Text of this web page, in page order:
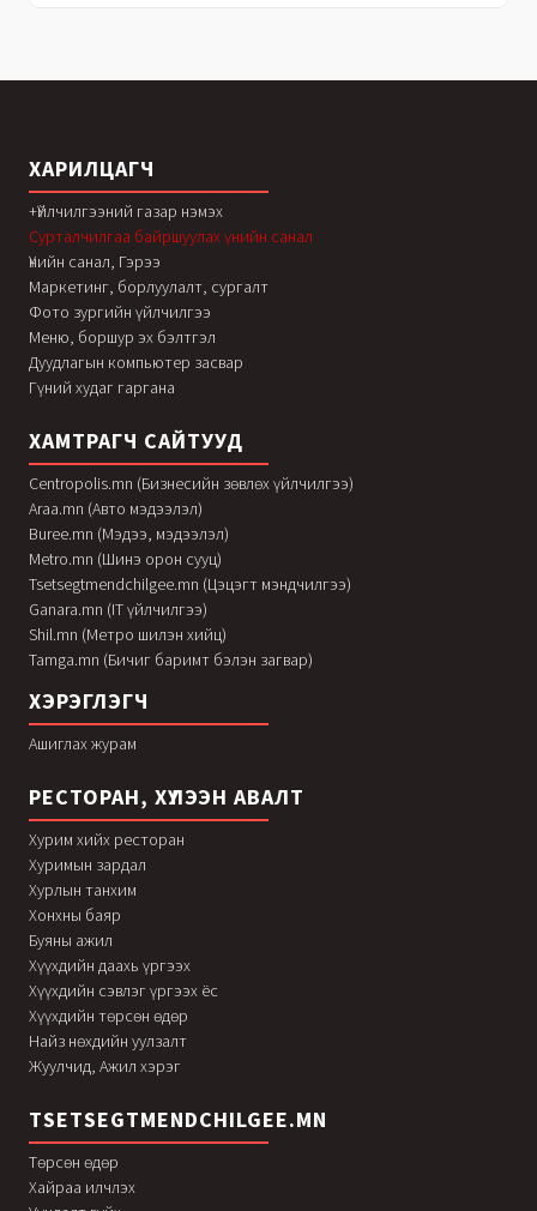
ХАРИЛЦАГЧ
+Үйлчилгээний газар нэмэх
Сурталчилгаа байршуулах үнийн санал
Үнийн санал, Гэрээ
Маркетинг, борлуулалт, сургалт
Фото зургийн үйлчилгээ
Меню, боршур эх бэлтгэл
Дуудлагын компьютер засвар
Гүний худаг гаргана
ХАМТРАГЧ САЙТУУД
Centropolis.mn (Бизнесийн зөвлөх үйлчилгээ)
Araa.mn (Авто мэдээлэл)
Buree.mn (Мэдээ, мэдээлэл)
Metro.mn (Шинэ орон сууц)
Tsetsegtmendchilgee.mn (Цэцэгт мэндчилгээ)
Ganara.mn (IT үйлчилгээ)
Shil.mn (Метро шилэн хийц)
Tamga.mn (Бичиг баримт бэлэн загвар)
ХЭРЭГЛЭГЧ
Ашиглах журам
РЕСТОРАН, ХҮЛЭЭН АВАЛТ
Хурим хийх ресторан
Хуримын зардал
Хурлын танхим
Хонхны баяр
Буяны ажил
Хүүхдийн даахь үргээх
Хүүхдийн сэвлэг үргээх ёс
Хүүхдийн төрсөн өдөр
Найз нөхдийн уулзалт
Жуулчид, Ажил хэрэг
TSETSEGTMENDCHILGEE.MN
Төрсөн өдөр
Хайраа илчлэх